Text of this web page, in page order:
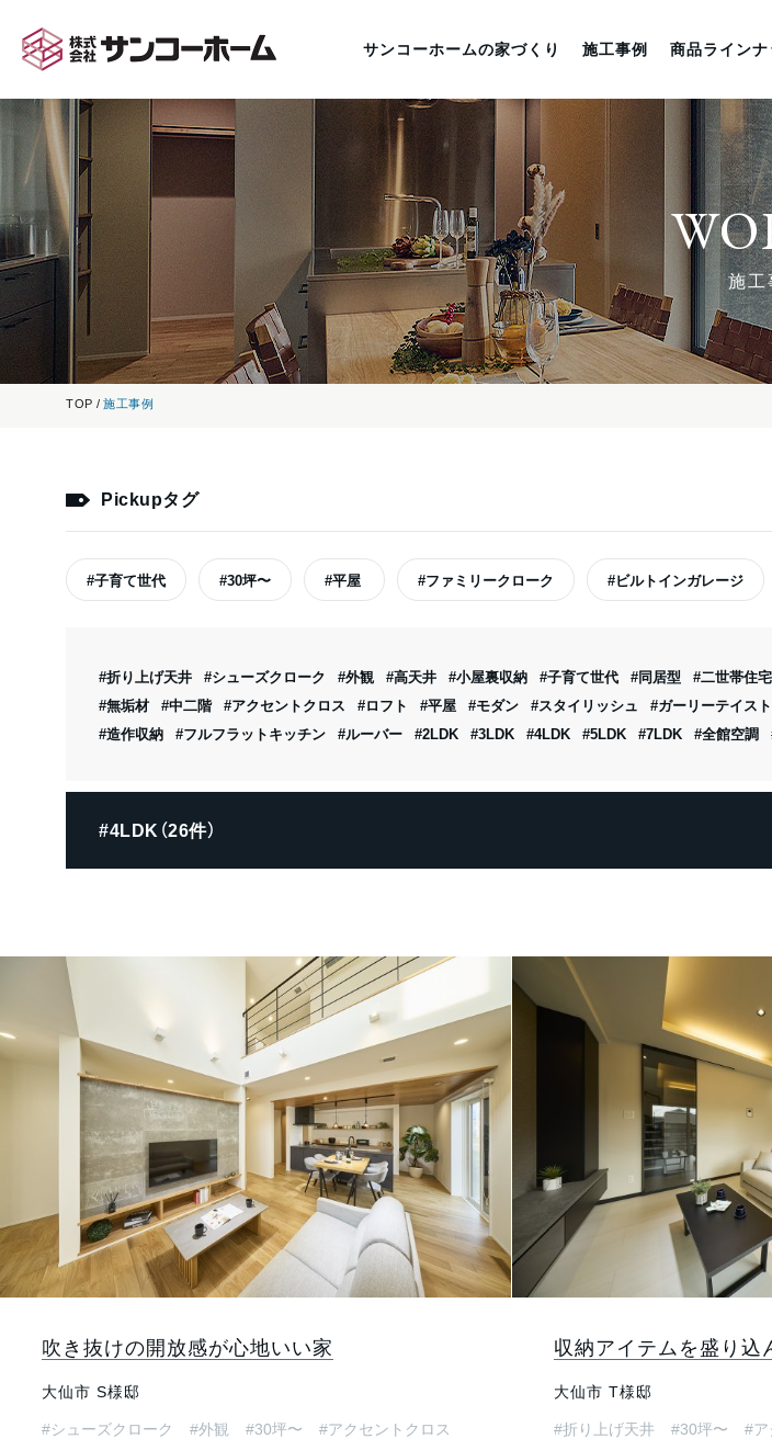
サンコーホームの家づくり 施工事例 商品ラインナ
施工
TOP 施工事例
Pickupタグ
#子育て世代 #30坪〜 #平屋 #ファミリークローク #ビルトインガレージ
#折り上げ天井 #シューズクローク #外観 #高天井 #小屋裏収納 #子育て世代 #同居型 #二世帯住宅
#無垢材
#中二階 #アクセントクロス #ロフト #平屋 #モダン #スタイリッシュ #ガーリーテイスト
#造作収納
#フルフラットキッチン #ルーバー #2LDK #3LDK #4LDK #5LDK #7LDK #全館空調
#4LDK（26件）
吹き抜けの開放感が心地いい家
大仙市 S様邸
#シューズクローク #外観 #30坪〜
#アクセントクロス
収納アイテムを盛り込
大仙市 T様邸
#折り上げ天井 #30坪〜 #ア